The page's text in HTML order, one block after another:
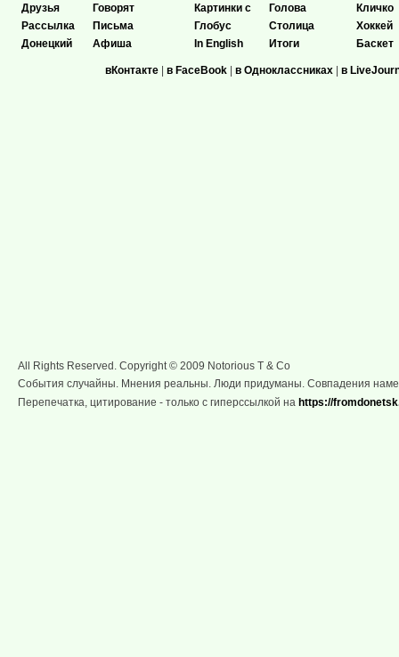
Друзья
Рассылка
Донецкий
Говорят
Письма
Афиша
Картинки с
Глобус
In English
Голова
Столица
Итоги
Кличко
Хоккей
Баскет
вКонтакте | в FaceBook | в Одноклассниках | в
All Rights Reserved. Copyright © 2009 Notorious T & Co
События случайны. Мнения реальны. Люди придуманы. Совпадения
Перепечатка, цитирование - только с гиперссылкой на https://